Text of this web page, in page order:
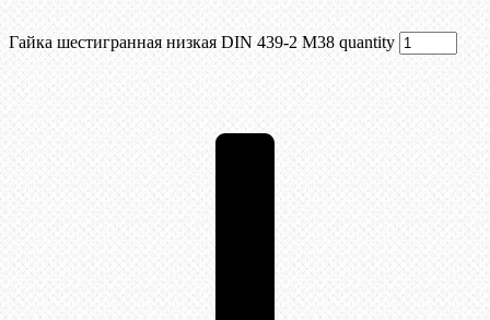
Гайка шестигранная низкая DIN 439-2 М38 quantity